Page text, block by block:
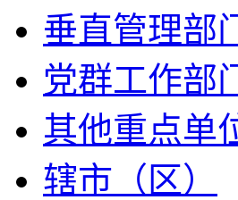
垂直管理部
党群工作部
其他重点单
辖市（区）